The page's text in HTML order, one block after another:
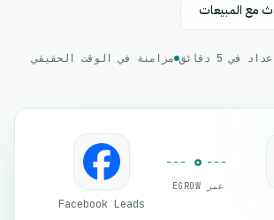
مع المبيعات
في 5 دقائق مزامنة في الوقت الحقيقي
عبر EGROW
Facebook Leads